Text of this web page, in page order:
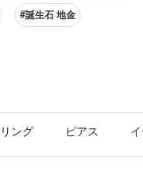
#誕生石 地金
ング ピアス